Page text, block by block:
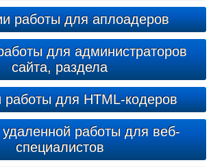
работы для аплоадеров
для администраторов
сайта, раздела
работы для HTML-кодеров
удаленной работы для веб-
специалистов